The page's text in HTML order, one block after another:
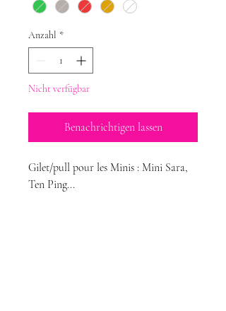
Anzahl *
Nicht verfügbar
Benachrichtigen lassen
Gilet/pull pour les Minis : Mini Sara,
Ten Ping...